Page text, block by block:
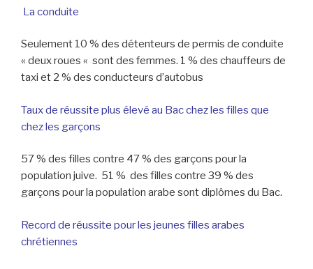
La conduite
Seulement 10 % des détenteurs de permis de conduite
« deux roues « sont des femmes. 1 % des chauffeurs de
taxi et 2 % des conducteurs d’autobus
Taux de réussite plus élevé au Bac chez les filles que
chez les garçons
57 % des filles contre 47 % des garçons pour la
population juive. 51 % des filles contre 39 % des
garçons pour la population arabe sont diplômes du Bac.
Record de réussite pour les jeunes filles arabes
chrétiennes